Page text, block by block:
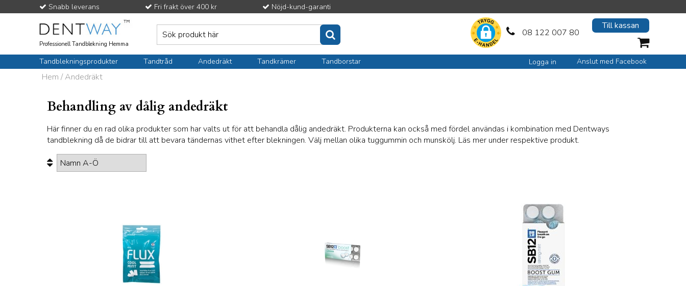
Snabb leverans Fri frakt över 400 kr Nöjd-kund-garanti
Professionell Tandblekning Hemma
08 122 007 80
Till kassan
Tandblekningsprodukter Tandtråd Andedräkt Tandkrämer Tandborstar Anslut med Facebook
Logga in
Hem /Andedräkt
Behandling av dålig andedräkt
Här finner du en rad olika produkter som har valts ut för att behandla dålig andedräkt. Produkterna kan också med fördel användas i kombination med Dentways
tandblekning då de bidrar till att bevara tändernas vithet efter blekningen. Välj mellan olika tuggummin och munskölj. Läs mer under respektive produkt.